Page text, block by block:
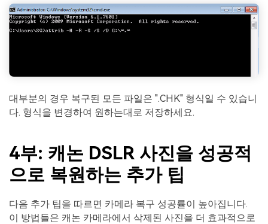
대부분의 경우 복구된 모든 파일은 ".CHK" 형식일 수 있습니
다. 형식을 변경하여 원하는대로 저장하세요.
4부: 캐논 DSLR 사진을 성공적
으로 복원하는 추가 팁
다음 추가 팁을 따르면 카메라 복구 성공률이 높아집니다.
이 방법들은 캐논 카메라에서 삭제된 사진을 더 효과적으로